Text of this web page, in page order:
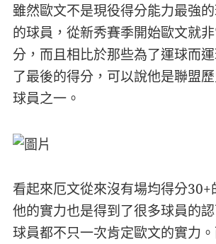
雖然歐文不是現役得分能力最強
的球員，從新秀賽季開始歐文就
分，而且相比於那些為了運球而
了最後的得分，可以說他是聯盟
球員之一。
看起來厄文從來沒有場均得分
他的實力也是得到了很多球員的
球員都不只一次肯定歐文的實力